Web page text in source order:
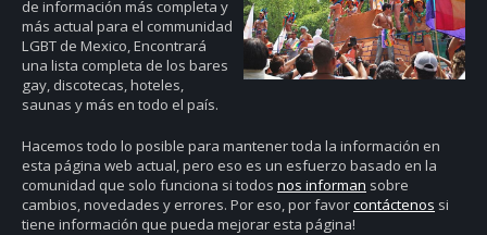
de información más completa y
más actual para el communidad
LGBT de Mexico, Encontrará
una lista completa de los bares
gay, discotecas, hoteles,
saunas y más en todo el país.
Hacemos todo lo posible para mantener toda la información en
esta página web actual, pero eso es un esfuerzo basado en la
comunidad que solo funciona si todos nos informan sobre
cambios, novedades y errores. Por eso, por favorcontáctenos si
tiene información que pueda mejorar esta página!